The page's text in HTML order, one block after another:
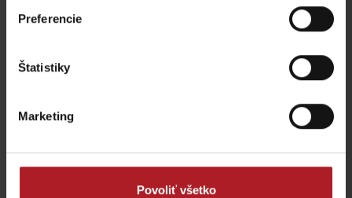
Preferencie
Štatistiky
Marketing
Povoliť všetko
Aktivity a relax v gh blízkosti:
ebike nabíjacia stanica
ebike nabíjacia stanica